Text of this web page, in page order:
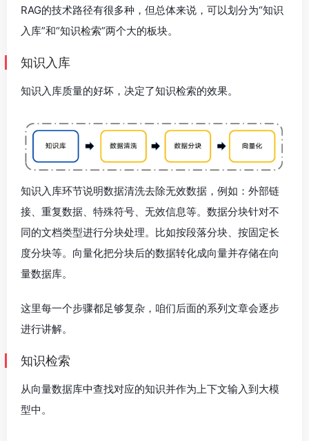
RAG的技术路径有很多种，但总体来说，可以划分为“知识
入库”和“知识检索”两个大的板块。
知识入库
知识入库质量的好坏，决定了知识检索的效果。
知识入库环节说明数据清洗去除无效数据，例如：外部链
接、重复数据、特殊符号、无效信息等。数据分块针对不
同的文档类型进行分块处理。比如按段落分块、按固定长
度分块等。向量化把分块后的数据转化成向量并存储在向
量数据库。
这里每一个步骤都足够复杂，咱们后面的系列文章会逐步
进行讲解。
知识检索
从向量数据库中查找对应的知识并作为上下文输入到大模
型中。